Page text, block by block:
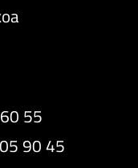
55
90 45